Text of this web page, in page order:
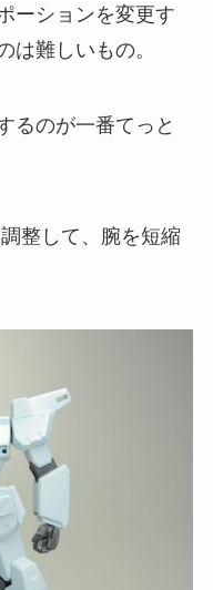
ーションを変更す
は難しいもの。
るのが一番てっと
整して、腕を短縮